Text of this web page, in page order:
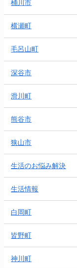
桶川市
横瀬町
毛呂山町
深谷市
滑川町
熊谷市
狭山市
生活のお悩み解決
生活情報
白岡町
皆野町
神川町